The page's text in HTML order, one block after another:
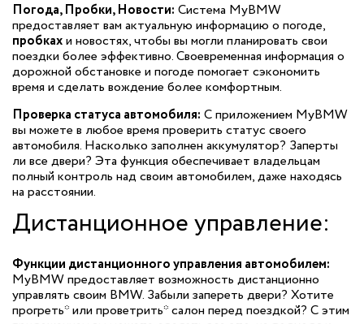
Погода, Пробки, Новости: Система MyBMW
предоставляет вам актуальную информацию о погоде,
пробкахи новостях, чтобы вы могли планировать свои
поездки более эффективно. Своевременная информация о
дорожной обстановке и погоде помогает сэкономить
время и сделать вождение более комфортным.
Проверка статуса автомобиля: С приложением MyBMW
вы можете в любое время проверить статус своего
автомобиля. Насколько заполнен аккумулятор? Заперты
ли все двери? Эта функция обеспечивает владельцам
полный контроль над своим автомобилем, даже находясь
на расстоянии.
Дистанционное управление:
Функции дистанционного управления автомобилем:
MyBMW предоставляет возможность дистанционно
управлять своим BMW. Забыли запереть двери? Хотите
прогреть* или проветрить* салон перед поездкой? С этим